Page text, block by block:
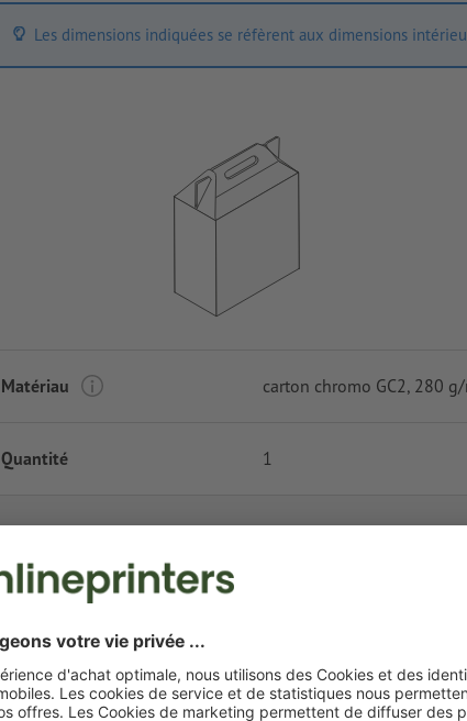
Les dimensions indiquées se réfèrent aux dimensions
Matériau carton chromo GC2, 280 g/
Quantité 1
Autres options
Délai de production 10 jours ouvrés